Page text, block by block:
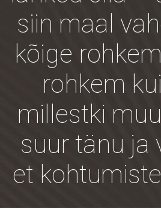
siin maal
kõige
rohkem
millestki
suur tänu ja
et